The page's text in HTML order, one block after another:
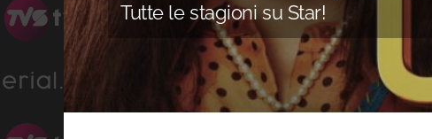
Tutte le stagioni su Star!